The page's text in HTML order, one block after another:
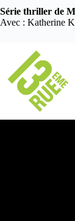
Série thriller de
Avec : Katherine